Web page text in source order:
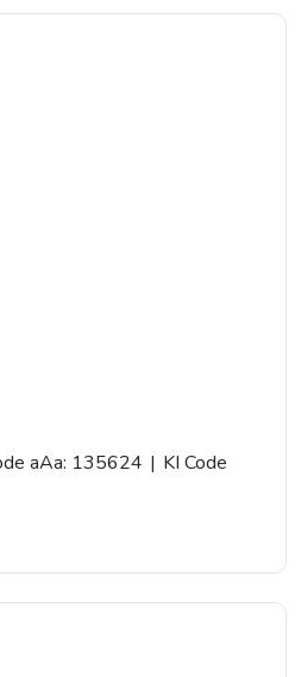
aAa: 135624 | KI Code